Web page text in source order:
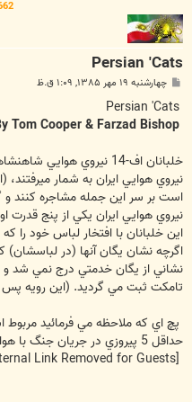
Persian 'Cats
پ
ت
چهارشنبه ۱۹ مهر ۱۳۸۵, ۱:۰۹ ق.ظ
Persian 'Cats
Tom Cooper & Farzad Bishop
خلبانان اف-14 نيروي هوايي
نيروي هوايي ايران يكي از پنج
اگرچه نشان يگان آنها (در لباسشان)
نشاني از يگان خدمتي درج نمي شد و
تامکت ثبت مي گرديد. (اين رويه پس از انقلاب 1979
پچ اي که ملاحظه مي فرمائيد مربوط است
حداقل 5 پيروزي در جريان جنگ با هواپيماهاي عراقي بدست آورده باشند: